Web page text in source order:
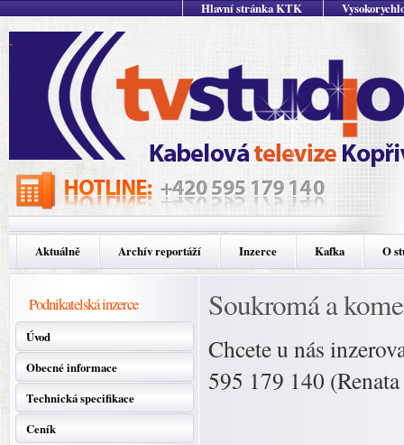
Hlavní stránka KTK
Aktuálně Archív reportáží Inzerce Kafka O
Podnikatelská inzerce
Úvod
Obecné informace
Technická specifikace
Ceník
Soukromá a
Chcete u nás
595 179 140